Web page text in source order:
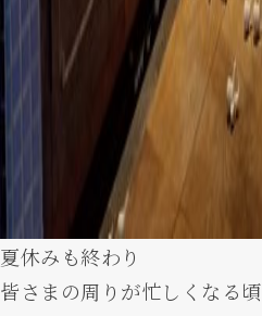
夏休みも終わり
皆さまの周りが忙しくなる頃